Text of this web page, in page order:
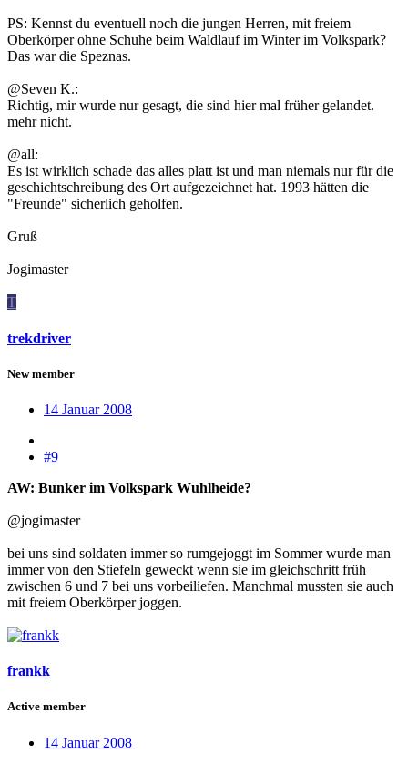
PS: Kennst du eventuell noch die jungen Herren, mit freiem
Oberkörper ohne Schuhe beim Waldlauf im Winter im Volkspark?
Das war die Speznas.
@Seven K.:
Richtig, mir wurde nur gesagt, die sind hier mal früher gelandet.
mehr nicht.
@all:
Es ist wirklich schade das alles platt ist und man niemals nur für die
geschichtschreibung des Ort aufgezeichnet hat. 1993 hätten die
"Freunde" sicherlich geholfen.
Gruß
Jogimaster
T
trekdriver
New member
14 Januar 2008
#9
AW: Bunker im Volkspark Wuhlheide?
@jogimaster
bei uns sind soldaten immer so rumgejoggt im Sommer wurde man
immer von den Stiefeln geweckt wenn sie im gleichschritt früh
zwischen 6 und 7 bei uns vorbeiliefen. Manchmal mussten sie auch
mit freiem Oberkörper joggen.
frankk
Active member
14 Januar 2008